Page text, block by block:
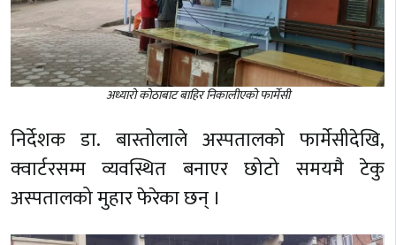
अध्यारो कोठाबाट बाहिर निकालीएको फार्मेसी
निर्देशक डा. बास्तोलाले अस्पतालको फार्मेसीदेखि,
क्वार्टरसम्म व्यवस्थित बनाएर छोटो समयमै टेकु
अस्पतालको मुहार फेरेका छन् ।